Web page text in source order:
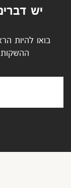
יש
בואו להיות
ההשקות